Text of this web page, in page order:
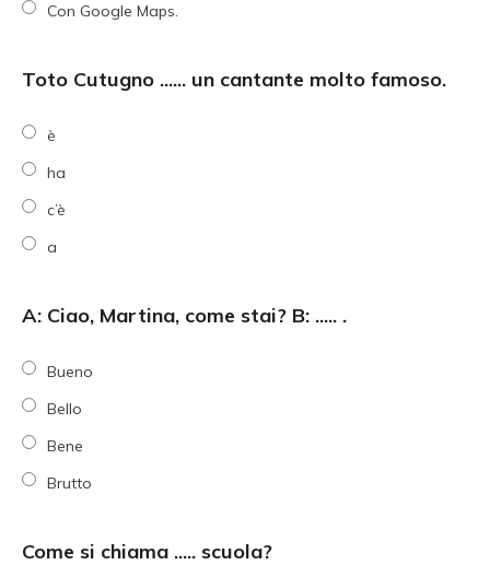
Con Google Maps.
Toto Cutugno ...... un cantante molto famoso.
è
ha
c’è
a
A: Ciao, Martina, come stai? B: ..... .
Bueno
Bello
Bene
Brutto
Come si chiama ..... scuola?